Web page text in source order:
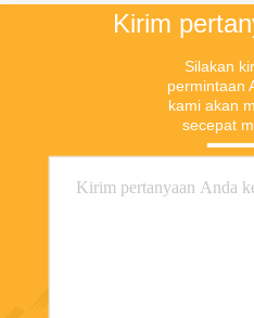
Kirim
Silakan
permintaan
kami akan
secepat